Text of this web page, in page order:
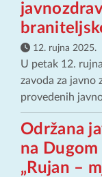
12. rujna 2025.
U petak 12.
zavoda za javno
provedenih
Održana
na
„Rujan –